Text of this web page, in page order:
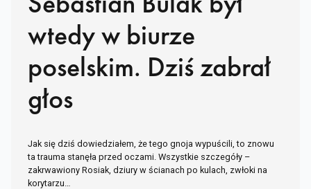
wtedy w biurze
poselskim. Dziś zabrał
głos
Jak się dziś dowiedziałem, że tego gnoja wypuścili, to znowu
ta trauma stanęła przed oczami. Wszystkie szczegóły –
zakrwawiony Rosiak, dziury w ścianach po kulach, zwłoki na
korytarzu…